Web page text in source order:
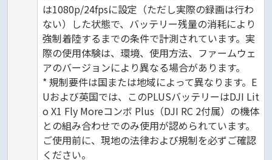
は1080p/24fpsに設定（ただし実際の録画は行わ
ない）した状態で、バッテリー残量の消耗により
強制着陸するまでの条件で計測されています。実
際の使用体験は、環境、使用方法、ファームウェ
アのバージョンにより異なる場合があります。
* 規制要件は国または地域によって異なります。E
Uおよび英国では、このPLUSバッテリーはDJI Lit
o X1 Fly Moreコンボ Plus（DJI RC 2付属）の機体
との組み合わせでのみ使用が認められています。
ご使用前に、現地の法律および規制を必ずご確認
ください。